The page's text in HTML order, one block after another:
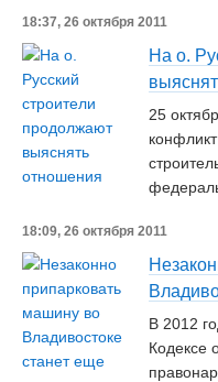
18:37, 26 октября 2011
На о.
25
18:09, 26 октября 2011
В 2012
Кодексе